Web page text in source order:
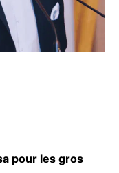
pour les gros